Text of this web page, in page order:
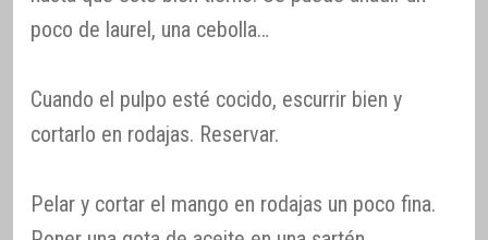
poco de laurel, una cebolla…
Cuando el pulpo esté cocido, escurrir bien y
cortarlo en rodajas. Reservar.
Pelar y cortar el mango en rodajas un poco fina.